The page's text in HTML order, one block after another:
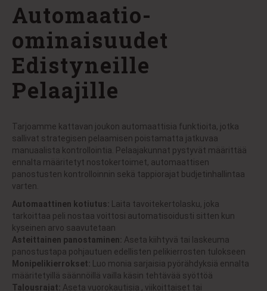
Automaatio-
ominaisuudet
Edistyneille
Pelaajille
Tarjoamme kattavan joukon automaattisia funktioita, jotka
sallivat strategisen pelaamisen poistamatta jatkuvaa
manuaalista kontrollointia. Pelaajakunnat pystyvät määrittää
ennalta määritetyt nostokertoimet, automaattisen
panostusten kontrolloinnin sekä tappiorajat budjetinhallintaa
varten.
Automaattinen kotiutus: Laita tavoitekertolasku, joka
tarkoittaa peli nostaa voittosi automatisoidusti sitten kun
kyseinen arvo saavutetaan
Asteittainen panostaminen: Aseta kiihtyvä tai laskeuma
panostustapa pohjautuen edellisten pelikierrosten tulokseen
Monipelikierrokset: Luo monia sarjaisia pyörähdyksiä ennalta
määritetyillä säännöillä vailla käsin tehtävää syöttöä
Talousrajat: Aseta vuorokautisia , viikoittaiset tai